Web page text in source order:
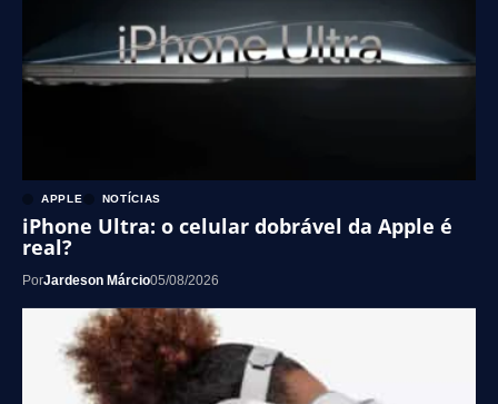
APPLE NOTÍCIAS
iPhone Ultra: o celular dobrável da Apple é
real?
PorJardeson Márcio05/08/2026